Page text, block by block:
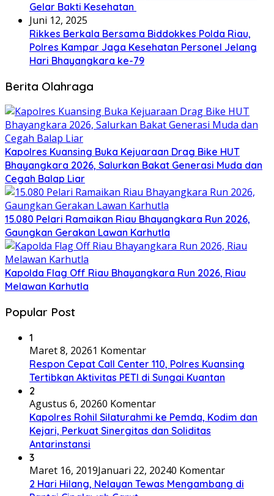
Gelar Bakti Kesehatan
Juni 12, 2025
Rikkes Berkala Bersama Biddokkes Polda Riau,
Polres Kampar Jaga Kesehatan Personel Jelang
Hari Bhayangkara ke-79
Berita Olahraga
Kapolres Kuansing Buka Kejuaraan Drag Bike HUT
Bhayangkara 2026, Salurkan Bakat Generasi Muda dan
Cegah Balap Liar
15.080 Pelari Ramaikan Riau Bhayangkara Run 2026,
Gaungkan Gerakan Lawan Karhutla
Kapolda Flag Off Riau Bhayangkara Run 2026, Riau
Melawan Karhutla
Popular Post
1
Maret 8, 20261 Komentar
Respon Cepat Call Center 110, Polres Kuansing
Tertibkan Aktivitas PETI di Sungai Kuantan
2
Agustus 6, 20260 Komentar
Kapolres Rohil Silaturahmi ke Pemda, Kodim dan
Kejari, Perkuat Sinergitas dan Soliditas
Antarinstansi
3
Maret 16, 2019Januari 22, 20240 Komentar
2 Hari Hilang, Nelayan Tewas Mengambang di